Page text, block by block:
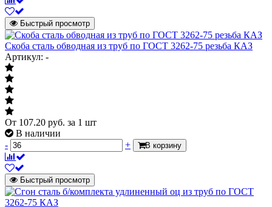
Быстрый просмотр
Скоба сталь обводная из труб по ГОСТ 3262-75 резьба КАЗ
Артикул: -
От 107.20 руб. за 1 шт
В наличии
-
+ В корзину
Быстрый просмотр